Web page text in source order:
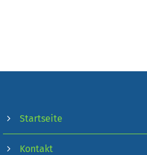
Startseite
Kontakt